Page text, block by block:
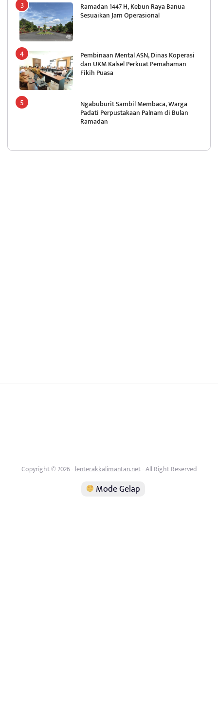
Ramadan 1447 H, Kebun Raya Banua
Sesuaikan Jam Operasional
Pembinaan Mental ASN, Dinas Koperasi
dan UKM Kalsel Perkuat Pemahaman
Fikih Puasa
Ngabuburit Sambil Membaca, Warga
Padati Perpustakaan Palnam di Bulan
Ramadan
Copyright © 2026 -lenterakkalimantan.net- All Right Reserved
Mode Gelap